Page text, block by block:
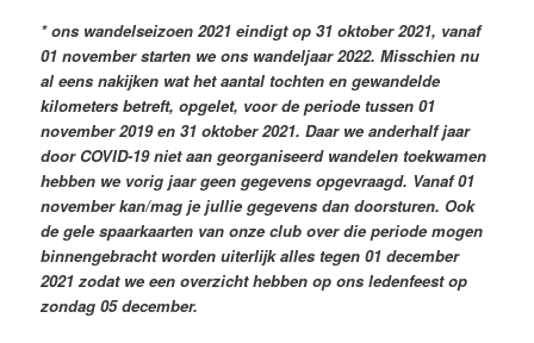
* ons wandelseizoen 2021 eindigt op 31 oktober 2021, vanaf
01 november starten we ons wandeljaar 2022. Misschien nu
al eens nakijken wat het aantal tochten en gewandelde
kilometers betreft, opgelet, voor de periode tussen 01
november 2019 en 31 oktober 2021. Daar we anderhalf jaar
door COVID-19 niet aan georganiseerd wandelen toekwamen
hebben we vorig jaar geen gegevens opgevraagd. Vanaf 01
november kan/mag je jullie gegevens dan doorsturen. Ook
de gele spaarkaarten van onze club over die periode mogen
binnengebracht worden uiterlijk alles tegen 01 december
2021 zodat we een overzicht hebben op ons ledenfeest op
zondag 05 december.